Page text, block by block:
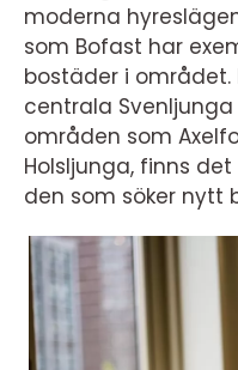
moderna
som Bofast har
bostäder i
centrala
områden som
Holsljunga, finns
den som söker nytt